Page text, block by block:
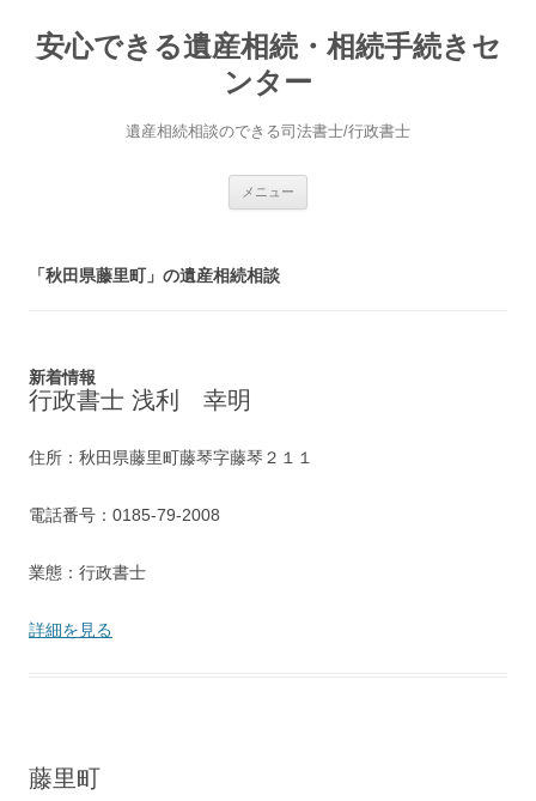
安心できる遺産相続・相続手続きセ
ンター
遺産相続相談のできる司法書士/行政書士
メニュー
「秋田県藤里町」の遺産相続相談
新着情報
行政書士 浅利 幸明
住所：秋田県藤里町藤琴字藤琴２１１
電話番号：0185-79-2008
業態：行政書士
詳細を見る
藤里町